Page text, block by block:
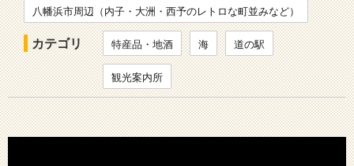
八幡浜市周辺（内子・大洲・西予のレトロな町並みなど）
カテゴリ 特産品・地酒 海 道の駅
観光案内所